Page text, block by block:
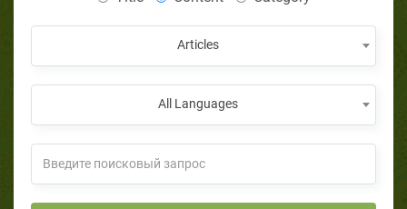
Articles
All Languages